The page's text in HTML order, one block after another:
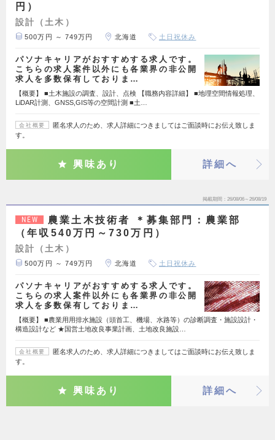
円）
設計（土木）
500万円 ～ 749万円 北海道 土日祝休み
パソナキャリアがおすすめする求人です。
こちらの求人案件以外にも各業界の非公開
求人を多数保有しておりま…
【概要】 ■土木施設の調査、設計、点検 【職務内容詳細】 ■地理空間情報処理、
LiDAR計測、GNSS,GIS等の空間計測 ■土…
会社概要
匿名求人のため、求人詳細につきましてはご面談時にお伝え致しま
す。
興味あり 詳細へ
掲載期間 26/08/06～26/08/19
NEW
農業土木技術者 ＊募集部門：農業部
（年収540万円～730万円）
設計（土木）
500万円 ～ 749万円 北海道 土日祝休み
パソナキャリアがおすすめする求人です。
こちらの求人案件以外にも各業界の非公開
求人を多数保有しておりま…
【概要】 ■農業用用排水施設（頭首工、機場、水路等）の診断調査・施設設計・
構造設計など ★国営土地改良事業計画、土地改良施設…
会社概要
匿名求人のため、求人詳細につきましてはご面談時にお伝え致しま
す。
興味あり 詳細へ